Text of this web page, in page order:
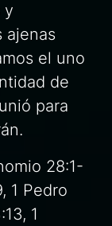
y
ajenas
el uno
de
para
28:1-
1 Pedro
1